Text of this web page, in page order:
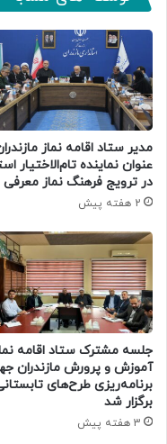
مدیر ستاد اقامه نماز
عنوان نماینده تام‌الاختیار
در ترویج فرهنگ نماز
2 هفته پیش
جلسه مشترک ستاد اقامه
آموزش و پرورش مازندران
برنامه‌ریزی طرح‌های
برگزار شد
3 هفته پیش